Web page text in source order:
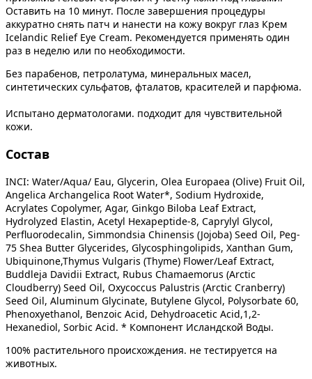
Оставить на 10 минут. После завершения процедуры
аккуратно снять патч и нанести на кожу вокруг глаз Крем
Icelandic Relief Eye Cream. Рекомендуется применять один
раз в неделю или по необходимости.
Без парабенов, петролатума, минеральных масел,
синтетических сульфатов, фталатов, красителей и парфюма.
Испытано дерматологами. подходит для чувствительной
кожи.
Состав
INCI: Water/Aqua/ Eau, Glycerin, Olea Europaea (Olive) Fruit Oil,
Angelica Archangelica Root Water*, Sodium Hydroxide,
Acrylates Copolymer, Agar, Ginkgo Biloba Leaf Extract,
Hydrolyzed Elastin, Acetyl Hexapeptide-8, Caprylyl Glycol,
Perfluorodecalin, Simmondsia Chinensis (Jojoba) Seed Oil, Peg-
75 Shea Butter Glycerides, Glycosphingolipids, Xanthan Gum,
Ubiquinone,Thymus Vulgaris (Thyme) Flower/Leaf Extract,
Buddleja Davidii Extract, Rubus Chamaemorus (Arctic
Cloudberry) Seed Oil, Oxycoccus Palustris (Arctic Cranberry)
Seed Oil, Aluminum Glycinate, Butylene Glycol, Polysorbate 60,
Phenoxyethanol, Benzoic Acid, Dehydroacetic Acid,1,2-
Hexanediol, Sorbic Acid. * Компонент Исландской Воды.
100% растительного происхождения. не тестируется на
животных.